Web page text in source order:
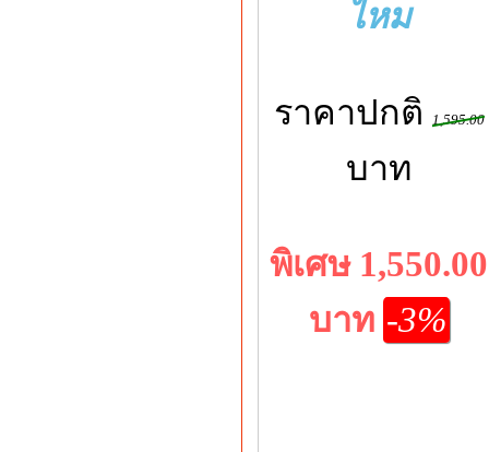
ไหม
ราคาปกติ 1,595.00
บาท
พิเศษ 1,550.00
บาท -3%